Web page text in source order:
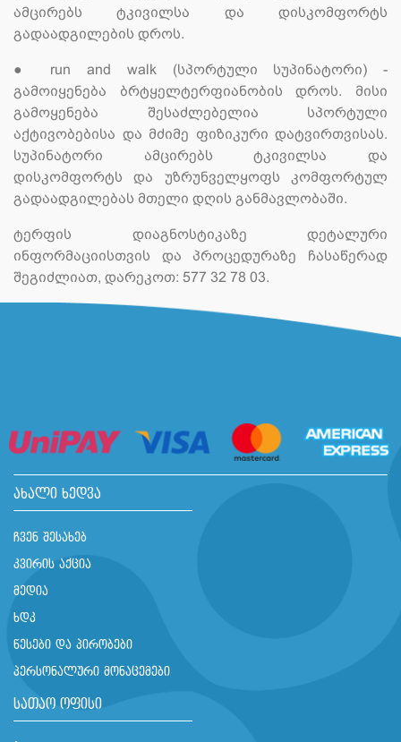
ამცირებს ტკივილსა და დისკომფორტს
გადაადგილების დროს.
●
run and walk (სპორტული სუპინატორი) -
გამოიყენება ბრტყელტერფიანობის დროს. მისი
გამოყენება შესაძლებელია სპორტული
აქტივობებისა და მძიმე ფიზიკური დატვირთვისას.
სუპინატორი ამცირებს ტკივილსა და
დისკომფორტს და უზრუნველყოფს კომფორტულ
გადაადგილებას მთელი დღის განმავლობაში.
ტერფის დიაგნოსტიკაზე დეტალური
ინფორმაციისთვის და პროცედურაზე ჩასაწერად
შეგიძლიათ, დარეკოთ: 577 32 78 03.
ახალი ხედვა
ჩვენ შესახებ
კვირის აქცია
მედია
ხდკ
წესები და პირობები
პერსონალური მონაცემები
სათაო ოფისი